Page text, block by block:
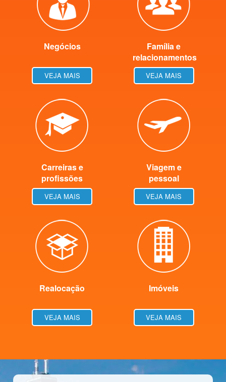
Negócios
VEJA MAIS
Família e
relacionamentos
VEJA MAIS
Carreiras e
profissões
VEJA MAIS
Viagem e
pessoal
VEJA MAIS
Realocação
VEJA MAIS
Imóveis
VEJA MAIS